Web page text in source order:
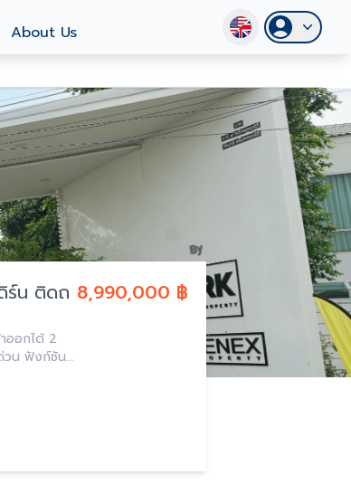
About Us
8,990,000 ฿
ร์น ติดถ
อกได้ 2